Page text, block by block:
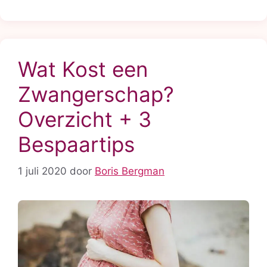
Wat Kost een
Zwangerschap?
Overzicht + 3
Bespaartips
1 juli 2020 door Boris Bergman